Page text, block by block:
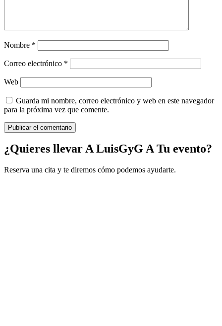
Nombre *
Correo electrónico *
Web
Guarda mi nombre, correo electrónico y web en este navegador
para la próxima vez que comente.
¿Quieres llevar A LuisGyG A Tu evento?
Reserva una cita y te diremos cómo podemos ayudarte.